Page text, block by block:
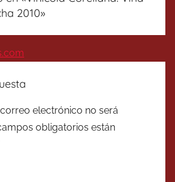
2010»
electrónico no será
obligatorios están